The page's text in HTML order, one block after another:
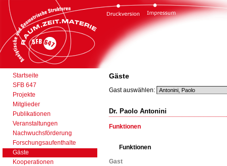
Startseite
SFB 647
Projekte
Mitglieder
Publikationen
Veranstaltungen
Nachwuchsförderung
Forschungsaufenthalte
Gäste
Kooperationen
Gäste
Gast auswählen:
Dr. Paolo Antonini
Funktionen
Funktionen
Gast